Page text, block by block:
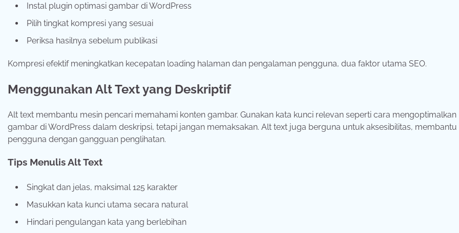
Instal plugin optimasi gambar di WordPress
Pilih tingkat kompresi yang sesuai
Periksa hasilnya sebelum publikasi
Kompresi efektif meningkatkan kecepatan loading halaman dan pengalaman pengguna, dua faktor utama SEO.
Menggunakan Alt Text yang Deskriptif
Alt text membantu mesin pencari memahami konten gambar. Gunakan kata kunci relevan seperti cara mengoptimalkan
gambar di WordPress dalam deskripsi, tetapi jangan memaksakan. Alt text juga berguna untuk aksesibilitas, membantu
pengguna dengan gangguan penglihatan.
Tips Menulis Alt Text
Singkat dan jelas, maksimal 125 karakter
Masukkan kata kunci utama secara natural
Hindari pengulangan kata yang berlebihan